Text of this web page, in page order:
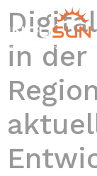
in der